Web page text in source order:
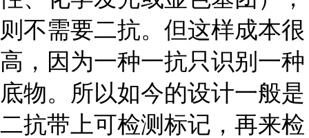
则不需要二抗。但这样成本很
高，因为一种一抗只识别一种
底物。所以如今的设计一般是
二抗带上可检测标记，再来检